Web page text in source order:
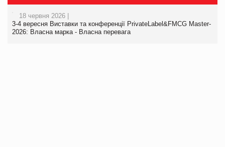
18 червня 2026 |
3-4 вересня Виставки та конференції PrivateLabel&FMCG Master-
2026: Власна марка - Власна перевага